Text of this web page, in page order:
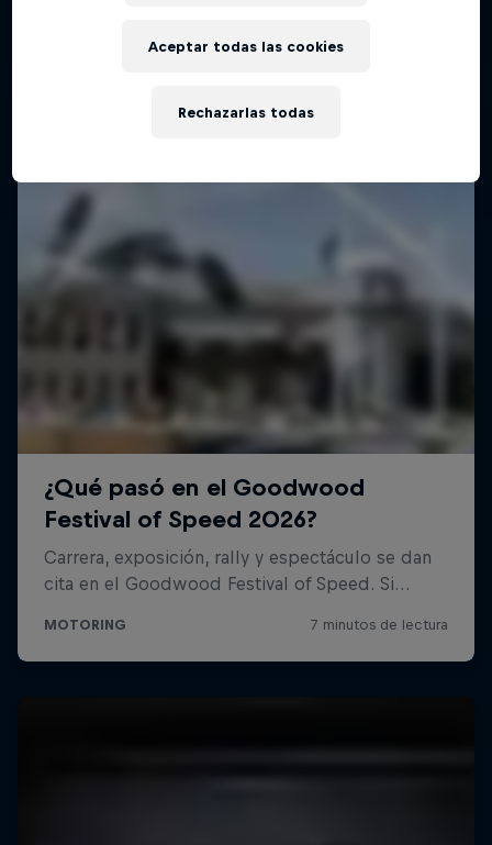
Rechazarlas todas
Aceptar todas las cookies